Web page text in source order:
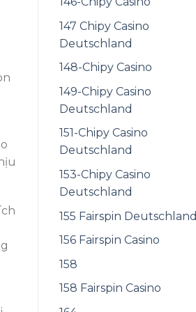
147 Chipy Casino
Deutschland
148-Chipy Casino
149-Chipy Casino
Deutschland
151-Chipy Casino
Deutschland
153-Chipy Casino
Deutschland
155 Fairspin Deutschland
156 Fairspin Casino
158
158 Fairspin Casino